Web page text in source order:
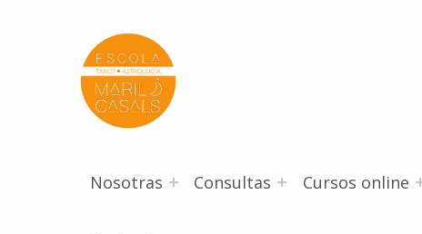
Nosotras Consultas Cursos online